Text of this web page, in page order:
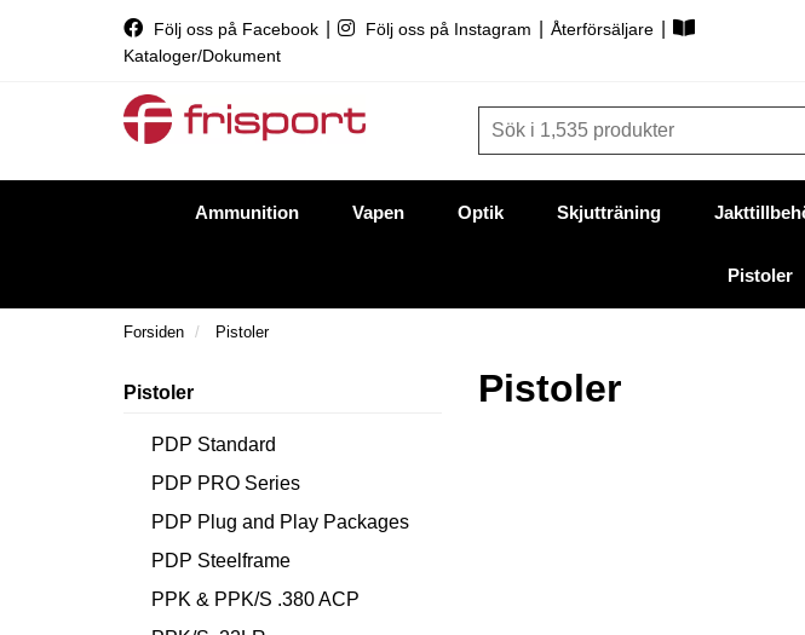
Följ oss på Facebook Följ oss på Instagram Återförsäljare
Kataloger/Dokument
Ammunition Vapen Optik Skjutträning
Pistoler
Forsiden Pistoler
Pistoler
PDP Standard
PDP PRO Series
PDP Plug and Play Packages
PDP Steelframe
PPK & PPK/S .380 ACP
Pistoler